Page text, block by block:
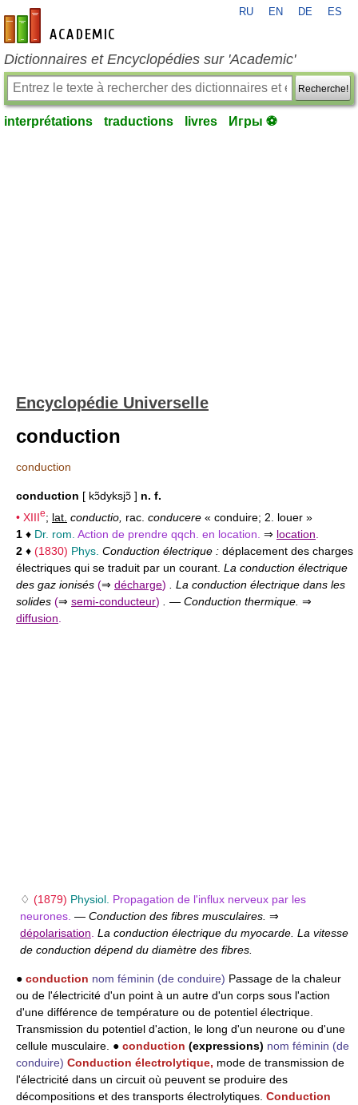
fr-academic.com
RU EN DE ES
Dictionnaires et Encyclopédies sur 'Academic'
Recherche!
interprétations traductions livres Игры ⚽
Encyclopédie Universelle
conduction
conduction
conduction [ kɔ̃dyksjɔ̃ ] n. f.
• XIIIe; lat. conductio, rac. conducere « conduire; 2. louer »
1 ♦ Dr. rom. Action de prendre qqch. en location. ⇒ location
2 ♦ (1830) Phys. Conduction électrique : déplacement des charges
électriques qui se traduit par un courant. La conduction électrique
des gaz ionisés (⇒ décharge) . La conduction électrique dans les
solides (⇒ semi-conducteur) — Conduction thermique. ⇒
diffusion
♢ (1879) Physiol. Propagation de l'influx nerveux par les
neurones. — Conduction des fibres musculaires. ⇒
dépolarisation La conduction électrique du myocarde. La vitesse
de conduction dépend du diamètre des fibres.
● conduction nom féminin (de conduire) Passage de la chaleur
ou de l'électricité d'un point à un autre d'un corps sous l'action
d'une différence de température ou de potentiel électrique.
Transmission du potentiel d'action, le long d'un neurone ou d'une
cellule musculaire. ● conduction (expressions) nom féminin (de
conduire) Conduction électrolytique, mode de transmission de
l'électricité dans un circuit où peuvent se produire des
décompositions et des transports électrolytiques. Conduction